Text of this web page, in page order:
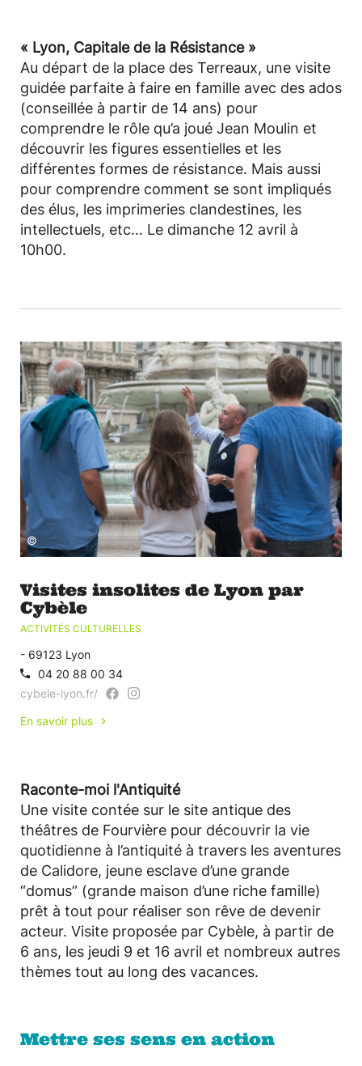
« Lyon, Capitale de la Résistance »
Au départ de la place des Terreaux, une visite
guidée parfaite à faire en famille avec des ados
(conseillée à partir de 14 ans) pour
comprendre le rôle qu’a joué Jean Moulin et
découvrir les figures essentielles et les
différentes formes de résistance. Mais aussi
pour comprendre comment se sont impliqués
des élus, les imprimeries clandestines, les
intellectuels, etc… Le dimanche 12 avril à
10h00.
©
Visites insolites de Lyon par
Cybèle
ACTIVITÉS CULTURELLES
- 69123 Lyon
04 20 88 00 34
cybele-lyon.fr/
En savoir plus
Raconte-moi l'Antiquité
Une visite contée sur le site antique des
théâtres de Fourvière pour découvrir la vie
quotidienne à l’antiquité à travers les aventures
de Calidore, jeune esclave d’une grande
“domus” (grande maison d’une riche famille)
prêt à tout pour réaliser son rêve de devenir
acteur. Visite proposée par Cybèle, à partir de
6 ans, les jeudi 9 et 16 avril et nombreux autres
thèmes tout au long des vacances.
Mettre ses sens en action